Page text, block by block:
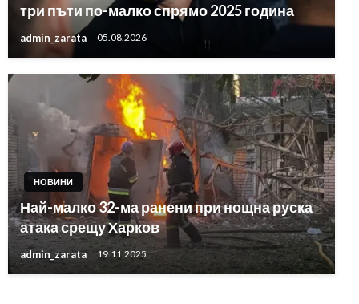
три пъти по-малко спрямо 2025 година
admin_zarata 05.08.2026
НОВИНИ
Най-малко 32-ма ранени при нощна руска
атака срещу Харков
admin_zarata 19.11.2025